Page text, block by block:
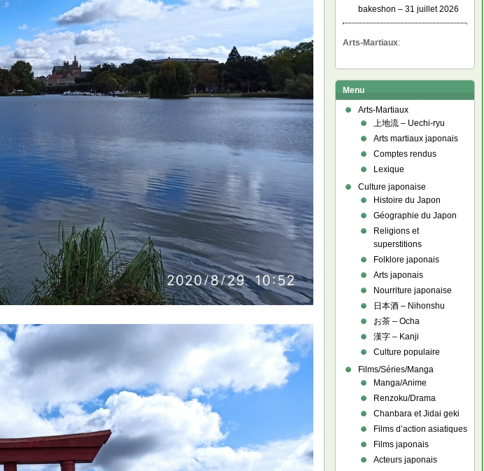
bakeshon – 31 juillet 2026
Arts-Martiaux:
Menu
Arts-Martiaux
上地流 – Uechi-ryu
Arts martiaux japonais
Comptes rendus
Lexique
Culture japonaise
Histoire du Japon
Géographie du Japon
Religions et
superstitions
Folklore japonais
Arts japonais
Nourriture japonaise
日本酒 – Nihonshu
お茶 – Ocha
漢字 – Kanji
Culture populaire
Films/Séries/Manga
Manga/Anime
Renzoku/Drama
Chanbara et Jidai geki
Films d’action asiatiques
Films japonais
Acteurs japonais